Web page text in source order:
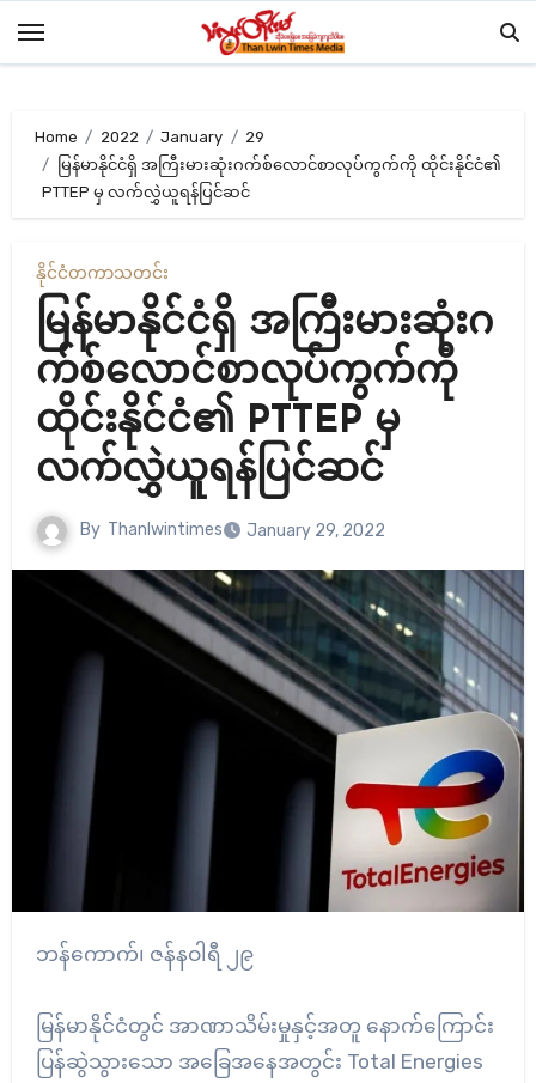
Home 2022 January
29
မြန်မာနိုင်ငံရှိ အကြီးမားဆုံးဂက်စ်လောင်စာလုပ်ကွက်ကို ထိုင်းနိုင်ငံ၏
PTTEP မှ လက်လွှဲယူရန်ပြင်ဆင်
နိုင်ငံတကာသတင်း
မြန်မာနိုင်ငံရှိ အကြီးမားဆုံးဂ
က်စ်လောင်စာလုပ်ကွက်ကို
ထိုင်းနိုင်ငံ၏ PTTEP မှ
လက်လွှဲယူရန်ပြင်ဆင်
By Thanlwintimes January 29, 2022
ဘန်ကောက်၊ ဇန်နဝါရီ ၂၉
မြန်မာနိုင်ငံတွင် အာဏာသိမ်းမှုနှင့်အတူ နောက်ကြောင်း
ပြန်ဆွဲသွားသော အခြေအနေအတွင်း Total Energies